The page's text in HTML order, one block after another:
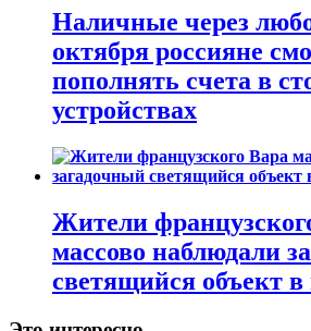
Наличные через
октября россияне
пополнять счета в
устройствах
Жители
массово наблюдали
светящийся объект в